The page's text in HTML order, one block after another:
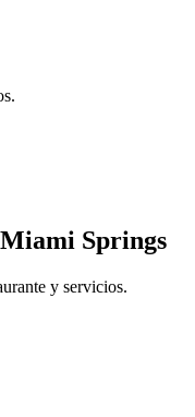
Springs
y servicios.